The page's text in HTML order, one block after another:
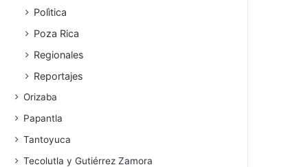
Polìtica
Poza Rica
Regionales
Reportajes
Orizaba
Papantla
Tantoyuca
Tecolutla y Gutiérrez Zamora